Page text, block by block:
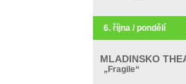
6. října / pondělí
MLADINSKO
„Fragile“